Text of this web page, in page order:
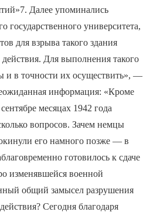
Далее упоминались
университета,
для взрыва такого здания
Для выполнения такого
и в точности их осуществить», —
информация: «Кроме
месяцах 1942 года
вопросов. Зачем немцы
его намного позже — в
готовилось к сдаче
изменявшейся военной
общий замысел разрушения
Сегодня благодаря